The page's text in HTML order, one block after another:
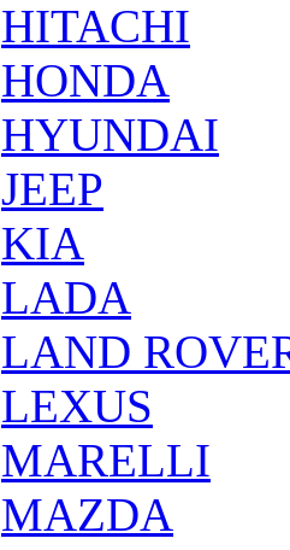
HITACHI
HONDA
HYUNDAI
JEEP
KIA
LADA
LAND
LEXUS
MARELLI
MAZDA